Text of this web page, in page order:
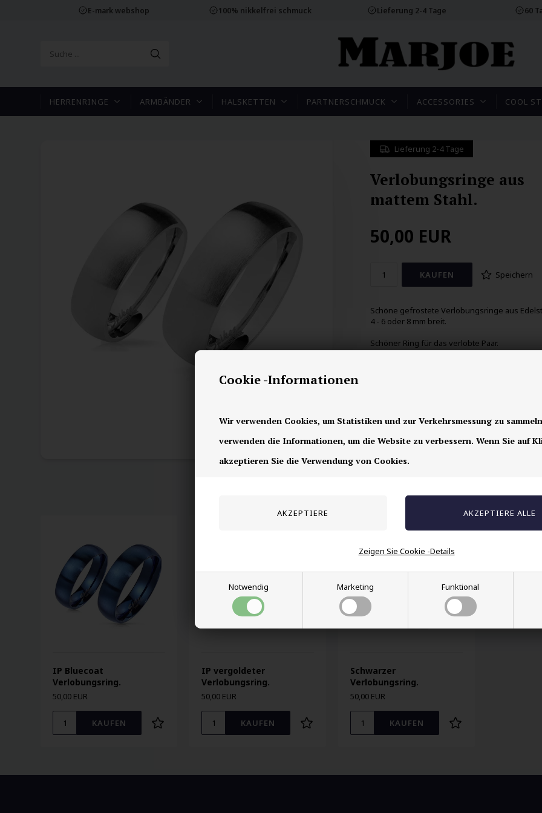
Cookie -Informationen
Wir verwenden Cookies, um Statistiken und zur Verkehrsmessung zu
verwenden die Informationen, um die Website zu verbessern. Wenn Sie auf
akzeptieren Sie die Verwendung von Cookies.
Notwendig Marketing Funktional
Zeigen Sie Cookie -Details
E-mark webshop 100% nikkelfrei schmuck Lieferung 2-4 Tage 60
HERRENRINGE ARMBÄNDER HALSKETTEN PARTNERSCHMUCK ACCESSORIES COOL
Lieferung 2-4 Tage
Verlobungsringe aus
mattem Stahl.
50,00 EUR
Speichern
Schöne gefrostete Verlobungsringe aus
4 - 6 oder 8 mm breit.
Schöner Ring für das verlobte Paar.
FINDEN SIE HIER IHRE RINGGRÖSSE.
Ähnliche Produkte
IP Bluecoat
Verlobungsring.
50,00 EUR
IP vergoldeter
Verlobungsring.
50,00 EUR
Schwarzer
Verlobungsring.
50,00 EUR